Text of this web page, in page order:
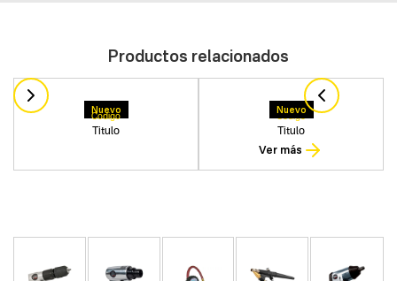
Productos relacionados
Nuevo
Titulo
Codigo
Nuevo
Titulo
Codigo
Ver más